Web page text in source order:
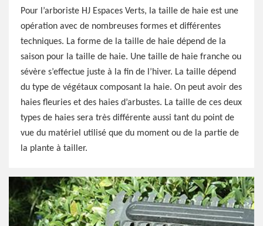
Pour l’arboriste HJ Espaces Verts, la taille de haie est une
opération avec de nombreuses formes et différentes
techniques. La forme de la taille de haie dépend de la
saison pour la taille de haie. Une taille de haie franche ou
sévère s’effectue juste à la fin de l’hiver. La taille dépend
du type de végétaux composant la haie. On peut avoir des
haies fleuries et des haies d’arbustes. La taille de ces deux
types de haies sera très différente aussi tant du point de
vue du matériel utilisé que du moment ou de la partie de
la plante à tailler.